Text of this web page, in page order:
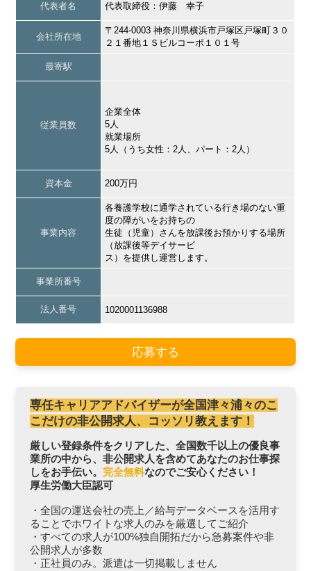
代表者名 代表取締役：伊藤 幸子
会社所在地
〒244-0003 神奈川県横浜市戸塚区戸塚町３０
２１番地１Ｓビルコーポ１０１号
最寄駅
従業員数
企業全体
5人
就業場所
5人（うち女性：2人、パート：2人）
資本金 200万円
事業内容
各養護学校に通学されている行き場のない重
度の障がいをお持ちの
生徒（児童）さんを放課後お預かりする場所
（放課後等デイサービ
ス）を提供し運営します。
事業所番号
法人番号 1020001136988
応募する
専任キャリアアドバイザーが全国津々浦々のこ
こだけの非公開求人、コッソリ教えます！
厳しい登録条件をクリアした、全国数千以上の優良事
業所の中から、非公開求人を含めてあなたのお仕事探
しをお手伝い。 完全無料なのでご安心ください！
厚生労働大臣認可
・全国の運送会社の売上／給与データベースを活用す
ることでホワイトな求人のみを厳選してご紹介
・すべての求人が100%独自開拓だから急募案件や非
公開求人が多数
・正社員のみ。派遣は一切掲載しません